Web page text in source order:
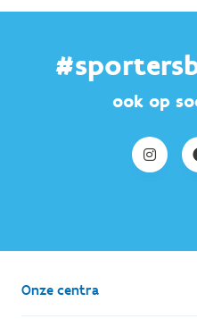
ook op
Onze centra